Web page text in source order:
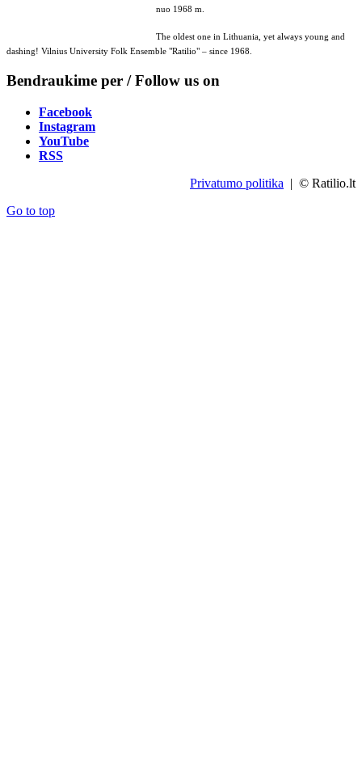
nuo 1968 m.
The oldest one in Lithuania, yet always young and
dashing! Vilnius University Folk Ensemble "Ratilio" – since 1968.
Bendraukime per / Follow us on
Facebook
Instagram
YouTube
RSS
Privatumo politika | © Ratilio.lt
Go to top